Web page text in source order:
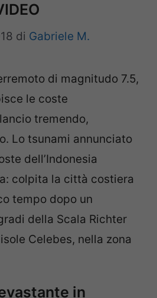
di Gabriele M.
di magnitudo 7.5,
le coste
tremendo,
Lo tsunami annunciato
dell’Indonesia
colpita la città costiera
tempo dopo un
della Scala Richter
Celebes, nella zona
in